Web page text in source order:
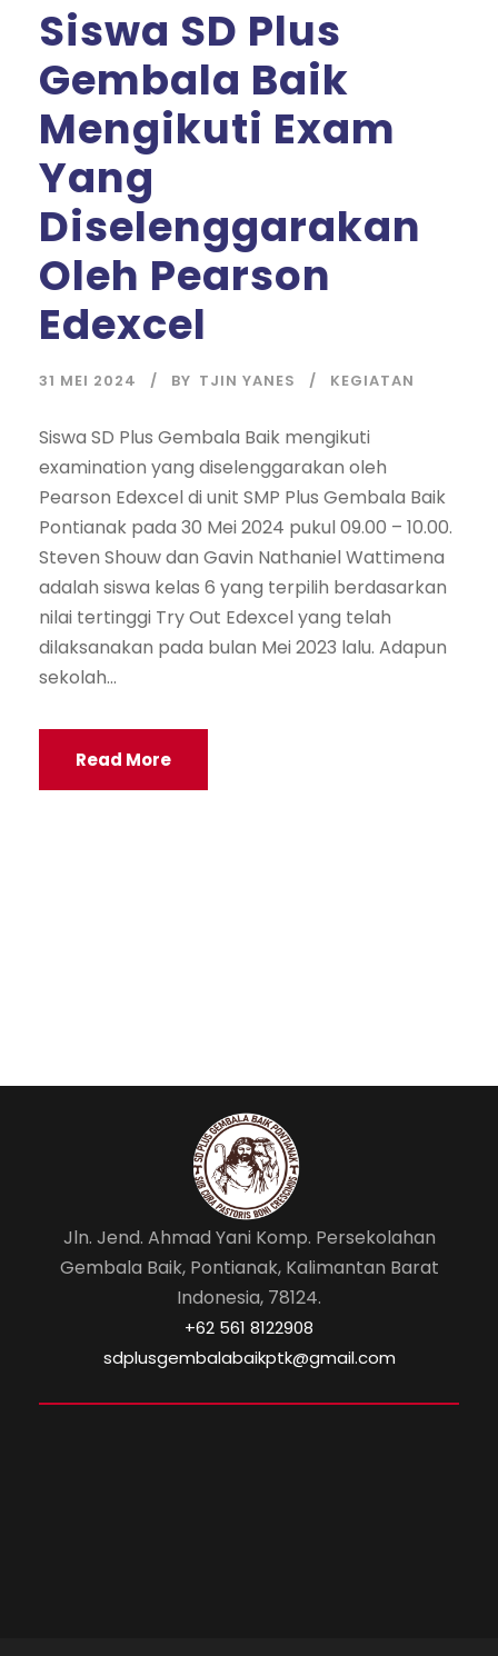
Siswa SD Plus
Gembala Baik
Mengikuti Exam
Yang
Diselenggarakan
Oleh Pearson
Edexcel
31 MEI 2024 BY TJIN YANES KEGIATAN
Siswa SD Plus Gembala Baik mengikuti
examination yang diselenggarakan oleh
Pearson Edexcel di unit SMP Plus Gembala Baik
Pontianak pada 30 Mei 2024 pukul 09.00 – 10.00.
Steven Shouw dan Gavin Nathaniel Wattimena
adalah siswa kelas 6 yang terpilih berdasarkan
nilai tertinggi Try Out Edexcel yang telah
dilaksanakan pada bulan Mei 2023 lalu. Adapun
sekolah...
Read More
Jln. Jend. Ahmad Yani Komp. Persekolahan
Gembala Baik, Pontianak, Kalimantan Barat
Indonesia, 78124.
‎+62 561 8122908
sdplusgembalabaikptk@gmail.com